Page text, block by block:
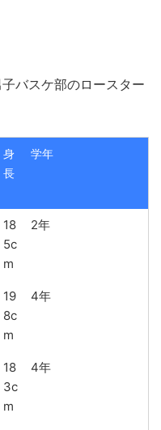
バスケ部のロースター
身
長
学年
18
5c
m
2年
19
8c
m
4年
18
3c
m
4年